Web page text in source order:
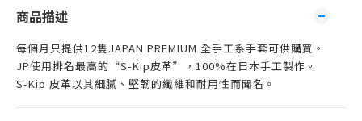
商品描述
每個月只提供12隻JAPAN PREMIUM 全手工系手套可供購買。
JP使用排名最高的“S-Kip皮革”，100%在日本手工製作。
S-Kip 皮革以其細膩、堅韌的纖維和耐用性而聞名。